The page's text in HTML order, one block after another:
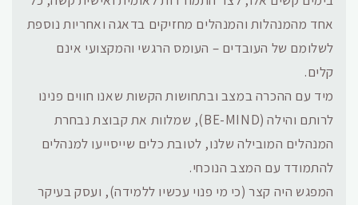
אחד מהמנהלות והמנהלים מחזיקים בדאגה ואחריות נוספת
לשלומם של העובדים – העומס הרגשי והמקצועי אינם
קלים.
מיד עם ההכרה במצב ובתחושות הקשות שאנו חווים פנינו
לרותם והילה (BE-MIND), שמלוות את קבוצת נבחרת
המנהלים המובילה שלנו, לטובת כלים שייסייעו למנהלים
להתמודד עם המצב הנוכחי.
המפגש היה קצר (כי מי פנוי עכשיו ללמידה), ועסק בעיקר